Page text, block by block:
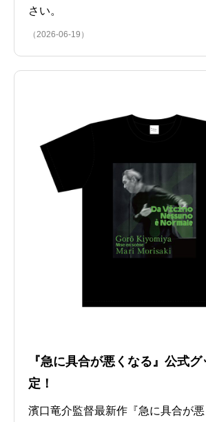
さい。
（2026-06-19）
『急に具合が悪くなる』公式
定！
濱口竜介監督最新作『急に具合が